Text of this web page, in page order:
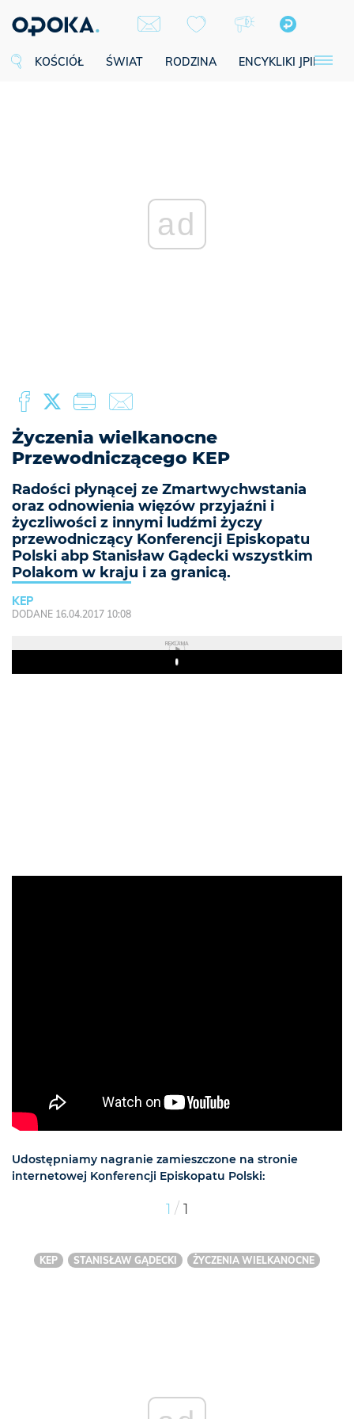
KOŚCIÓŁ ŚWIAT RODZINA ENCYKLIKI JPII
ad
Życzenia wielkanocne
Przewodniczącego KEP
Radości płynącej ze Zmartwychwstania
oraz odnowienia więzów przyjaźni i
życzliwości z innymi ludźmi życzy
przewodniczący Konferencji Episkopatu
Polski abp Stanisław Gądecki wszystkim
Polakom w kraju i za granicą.
KEP
DODANE 16.04.2017 10:08
REKLAMA
Play
Udostępniamy nagranie zamieszczone na stronie
internetowej Konferencji Episkopatu Polski:
1 / 1
KEP STANISŁAW GĄDECKI ŻYCZENIA WIELKANOCNE